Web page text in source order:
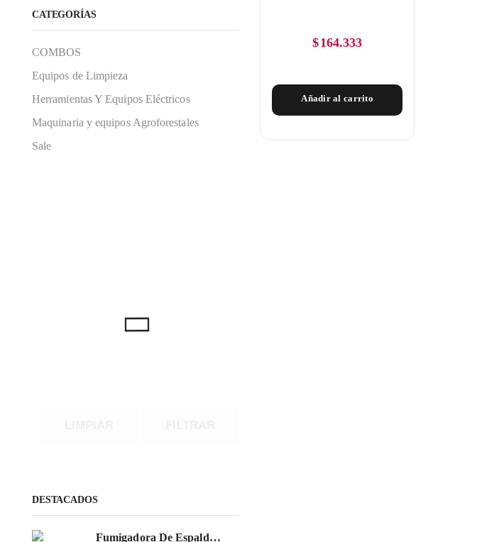
$164.333
Añadir al carrito
CATEGORÍAS
COMBOS
Equipos de Limpieza
Herramientas Y Equipos Eléctricos
Maquinaria y equipos Agroforestales
Sale
DESTACADOS
Fumigadora De Espalda Alterman A Baterí­a 12V/12Ah, 20Litros, Xkes20.